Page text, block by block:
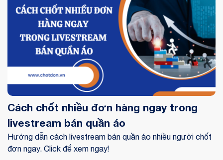
Cách chốt nhiều đơn hàng ngay trong
livestream bán quần áo
Hướng dẫn cách livestream bán quần áo nhiều người chốt
đơn ngay. Click để xem ngay!